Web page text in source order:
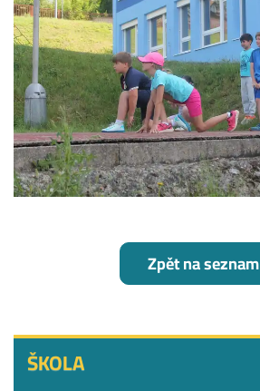
ŠKOLA
ŠKOLA
Zpět na seznam